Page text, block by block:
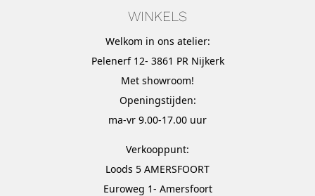
WINKELS
Welkom in ons atelier:
Pelenerf 12- 3861 PR Nijkerk
Met showroom!
Openingstijden:
ma-vr 9.00-17.00 uur
Verkooppunt:
Loods 5 AMERSFOORT
Euroweg 1- Amersfoort